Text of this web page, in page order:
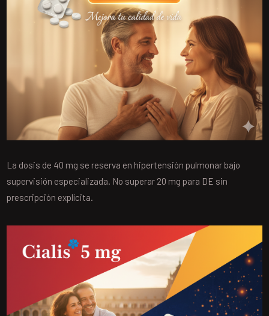
La dosis de 40 mg se reserva en hipertensión pulmonar bajo
supervisión especializada. No superar 20 mg para DE sin
prescripción explícita.